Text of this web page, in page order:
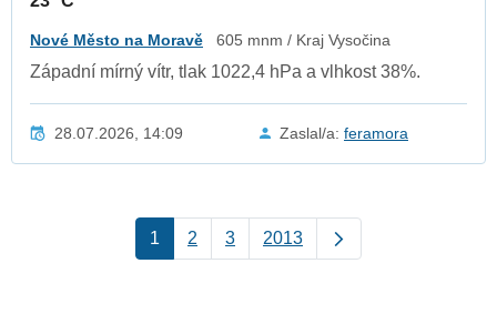
Nové Město na Moravě 605 mnm / Kraj Vysočina
Západní mírný vítr, tlak 1022,4 hPa a vlhkost 38%.
28.07.2026, 14:09 Zaslal/a: feramora
1 2 3 2013